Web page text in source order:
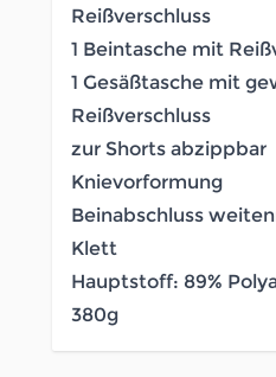
Reißverschluss
1 Beintasche mit
1 Gesäßtasche mit
Reißverschluss
zur Shorts abzippbar
Knievorformung
Beinabschluss
Klett
Hauptstoff: 89%
380g